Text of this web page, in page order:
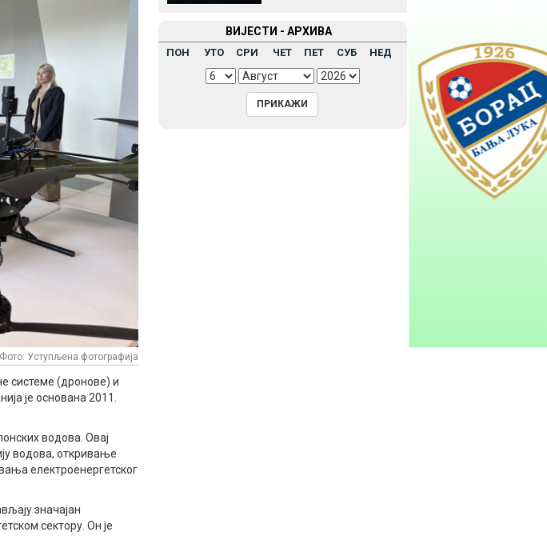
Фото: Уступљена фотографија
системе (дронове) и
је основана 2011.
водова. Овај
водова, откривање
електроенергетског
значајан
сектору. Он је
ВИЈЕСТИ - АРХИВА
ПОН УТО СРИ ЧЕТ ПЕТ СУБ НЕД